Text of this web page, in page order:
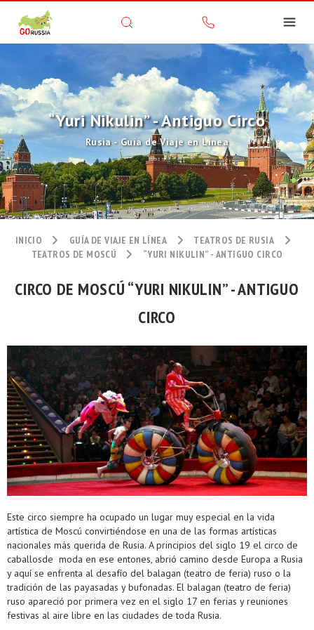
“Yuri Nikulin” - Antiguo Circo
Rusia - Guía de Viaje en Línea
INICIO GUÍA DE VIAJE EN LÍNEA
TEATROS DE RUSIA
TEATROS DE MOSCÚ
“YURI NIKULIN” - ANTIGUO CIRCO
CIRCO DE MOSCÚ “YURI NIKULIN” - ANTIGUO
CIRCO
Este circo siempre ha ocupado un lugar muy especial en la vida
artística de Moscú convirtiéndose en una de las formas artísticas
nacionales más querida de Rusia. A principios del siglo 19 el circo de
caballosde moda en ese entones, abrió camino desde Europa a Rusia
y aquí se enfrenta al desafío del balagan (teatro de feria) ruso o la
tradición de las payasadas y bufonadas. El balagan (teatro de feria)
ruso apareció por primera vez en el siglo 17 en ferias y reuniones
festivas al aire libre en las ciudades de toda Rusia.